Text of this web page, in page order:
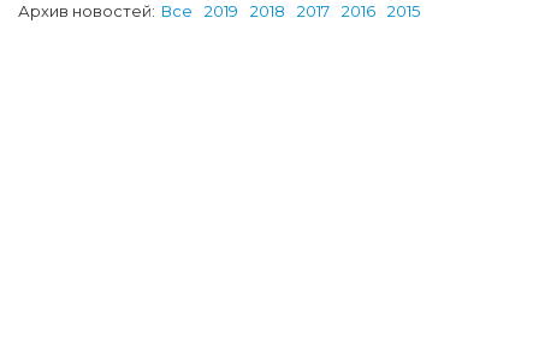
Архив новостей: Все 2019 2018 2017 2016 2015